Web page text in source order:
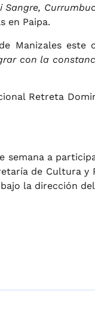
Sangre,
en Paipa.
Manizales este
con la
Retreta
a
de Cultura
la dirección